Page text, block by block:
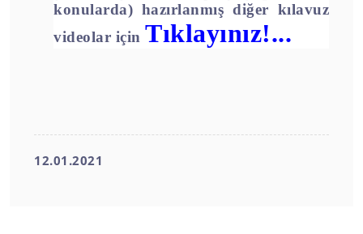
konularda) hazırlanmış diğer kılavuz
videolar için Tıklayınız!...
12.01.2021